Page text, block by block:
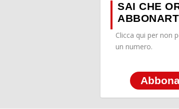
SAI CHE
Clicca qui per non
un numero.